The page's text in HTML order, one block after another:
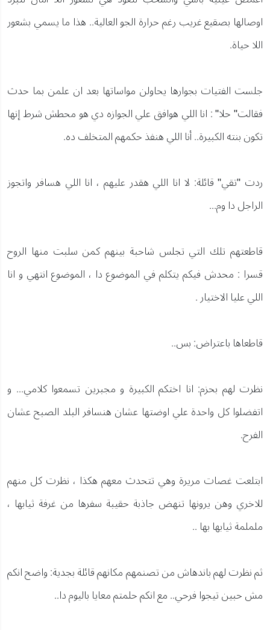
اوصالها بصقيع غريب رغم حرارة الجو العالية.. هذا ما يسمي بشعور
اللا حياة.
جلست الفتيات بجوارها يحاولن مواساتها بعد ان علمن بما حدث
فقالت" حلا" : انا اللي هوافق علي الجوازه دي هو محطش شرط إنها
تكون بنته الكبيرة.. أنا اللي هنفذ حكمهم المتخلف ده.
ردت "تقي" قائلة: لا انا اللي هقدر عليهم ، انا اللي هسافر واتجوز
الراجل دا وم...
قاطعتهم تلك التي تجلس شاحبة بينهم كمن سلبت منها الروح
قسرا : محدش فيكم يتكلم في الموضوع دا ، الموضوع انتهي و انا
اللي عليا الاختيار .
قاطعاها باعتراض: بس..
نظرت لهم بحزم: انا اختكم الكبيرة و مجبرين تسمعوا كلامي... و
اتفضلوا كل واحدة علي اوضتها عشان هنسافر البلد الصبح عشان
الفرح.
ابتلعت غصات مريرة وهي تتحدث معهم هكذا ، نظرت كل منهم
للاخري وهن يرونها تنهض جاذبة حقيبة سفرها من غرفة ثيابها ،
ململمة ثيابها بها ..
ثم نظرت لهم باندهاش من تصنمهم مكانهم قائلة بجدية: واضح انكم
مش حبين تيجوا فرحي.. مع انكم حلمتم معايا باليوم دا..